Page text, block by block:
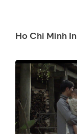
Ho Chi Minh